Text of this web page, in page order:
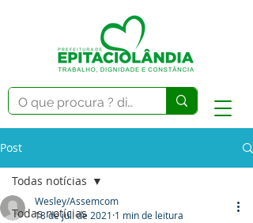
Post
Todas notícias
Todas notícias
Wesley/Assemcom
18 de jul. de 2021 1 min de leitura